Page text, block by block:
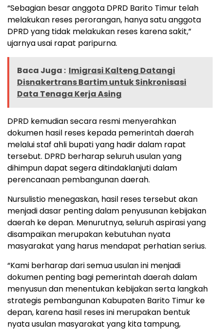
“Sebagian besar anggota DPRD Barito Timur telah
melakukan reses perorangan, hanya satu anggota
DPRD yang tidak melakukan reses karena sakit,”
ujarnya usai rapat paripurna.
Baca Juga : Imigrasi Kalteng Datangi
Disnakertrans Bartim untuk Sinkronisasi
Data Tenaga Kerja Asing
DPRD kemudian secara resmi menyerahkan
dokumen hasil reses kepada pemerintah daerah
melalui staf ahli bupati yang hadir dalam rapat
tersebut. DPRD berharap seluruh usulan yang
dihimpun dapat segera ditindaklanjuti dalam
perencanaan pembangunan daerah.
Nursulistio menegaskan, hasil reses tersebut akan
menjadi dasar penting dalam penyusunan kebijakan
daerah ke depan. Menurutnya, seluruh aspirasi yang
disampaikan merupakan kebutuhan nyata
masyarakat yang harus mendapat perhatian serius.
“Kami berharap dari semua usulan ini menjadi
dokumen penting bagi pemerintah daerah dalam
menyusun dan menentukan kebijakan serta langkah
strategis pembangunan Kabupaten Barito Timur ke
depan, karena hasil reses ini merupakan bentuk
nyata usulan masyarakat yang kita tampung,